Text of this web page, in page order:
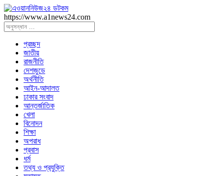
https://www.a1news24.com
প্রচ্ছদ
জাতীয়
রাজনীতি
দেশজুডে
অর্থনীতি
আইন-আদালত
ঢাকার সংবাদ
আন্তর্জাতিক
খেলা
বিনোদন
শিক্ষা
অপরাধ
প্রবাস
ধর্ম
তথ্য ও প্রযুক্তি